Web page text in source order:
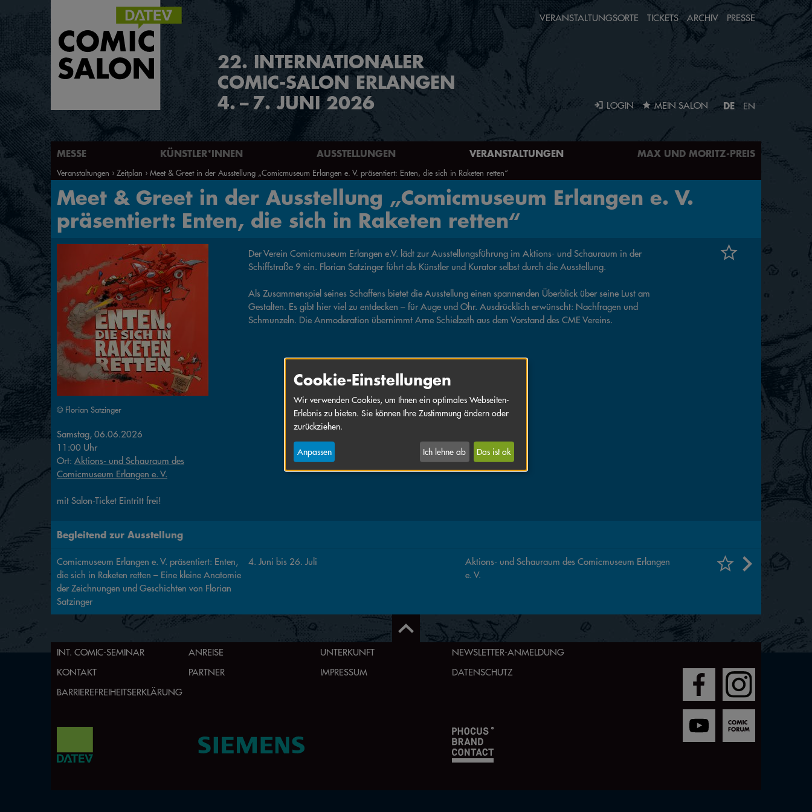
22. INTERNATIONALER
COMIC-SALON ERLANGEN
4. –7. JUNI 2026 LOGIN MEIN SALON DE EN
MESSE KÜNSTLER*INNEN AUSSTELLUNGEN VERANSTALTUNGEN MAX UND MORITZ-PREIS
VERANSTALTUNGSORTE TICKETS ARCHIV PRESSE
Veranstaltungen Zeitplan Meet & Greet in der Ausstellung „Comicmuseum Erlangen e. V. präsentiert: Enten, die sich in Raketen retten“
Meet & Greet in der Ausstellung „Comicmuseum Erlangen e. V.
präsentiert: Enten, die sich in Raketen retten“
© Florian Satzinger
Samstag, 06.06.2026
11:00 Uhr
Ort: Aktions- und Schauraum des
Comicmuseum Erlangen e. V.
mit Salon-Ticket Eintritt frei!
Der Verein Comicmuseum Erlangen e.V. lädt zur Ausstellungsführung im Aktions- und Schauraum in der
Schiffstraße 9 ein. Florian Satzinger führt als Künstler und Kurator selbst durch die Ausstellung.
Als Zusammenspiel seines Schaffens bietet die Ausstellung einen spannenden Überblick über seine Lust am
Gestalten. Es gibt hier viel zu entdecken – für Auge und Ohr. Ausdrücklich erwünscht: Nachfragen und
Schmunzeln. Die Anmoderation übernimmt Arne Schielzeth aus dem Vorstand des CME Vereins.
Begleitend zur Ausstellung
Comicmuseum Erlangen e. V. präsentiert: Enten,
die sich in Raketen retten – Eine kleine Anatomie
der Zeichnungen und Geschichten von Florian
Satzinger
4. Juni bis 26. Juli
Aktions- und Schauraum des Comicmuseum Erlangen
e. V.
INT. COMIC-SEMINAR ANREISE UNTERKUNFT
NEWSLETTER-ANMELDUNG
KONTAKT
PARTNER IMPRESSUM
DATENSCHUTZ
BARRIEREFREIHEITSERKLÄRUNG
Cookie-Einstellungen
Wir verwenden Cookies, um Ihnen ein optimales Webseiten-
Erlebnis zu bieten. Sie können Ihre Zustimmung ändern oder
zurückziehen.
Anpassen Ich lehne ab Das ist ok